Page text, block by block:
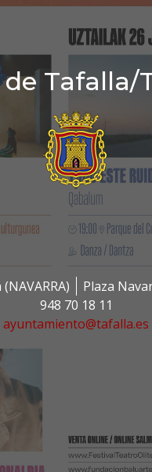
Tafalla/
Plaza
948 70 18 11
ayuntamiento@tafalla.es